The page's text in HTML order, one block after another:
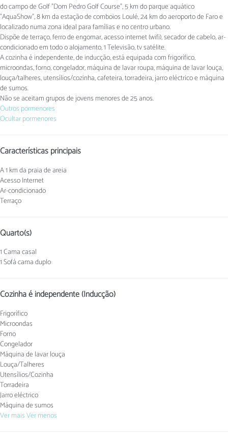
do campo de Golf "Dom Pedro Golf Course", 5 km do parque aquático
"AquaShow", 8 km da estação de comboios Loulé, 24 km do aeroporto de Faro e
localizado numa zona ideal para famílias e no centro urbano.
Dispõe de terraço, ferro de engomar, acesso internet (wifi), secador de cabelo, ar-
condicionado em todo o alojamento, 1 Televisão, tv satélite.
A cozinha é independente, de inducção, está equipada com frigorífico,
microondas, forno, congelador, máquina de lavar roupa, máquina de lavar louça,
louça/talheres, utensílios/cozinha, cafeteira, torradeira, jarro eléctrico e máquina
de sumos.
Não se aceitam grupos de jovens menores de 25 anos.
Outros pormenores
Ocultar pormenores
Características principais
A 1 km da praia de areia
Acesso Internet
Ar-condicionado
Terraço
Quarto(s)
1 Cama casal
1 Sofá cama duplo
Cozinha é independente (Inducção)
Frigorífico
Microondas
Forno
Congelador
Máquina de lavar louça
Louça/Talheres
Utensílios/Cozinha
Torradeira
Jarro eléctrico
Máquina de sumos
Ver maisVer menos